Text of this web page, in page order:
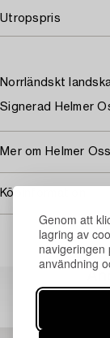
Genom att
lagring av
navigeringen
användning
Utropspris
Norrländskt
Signerad Helmer
Mer om Helmer
Köpinformation